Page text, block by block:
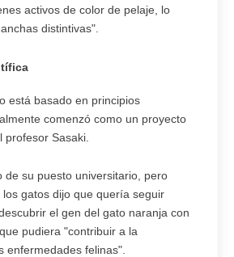
activos de color de pelaje, lo
distintivas".
está basado en principios
comenzó como un proyecto
Sasaki.
de su puesto universitario, pero
gatos dijo que quería seguir
el gen del gato naranja con
pudiera "contribuir a la
enfermedades felinas".